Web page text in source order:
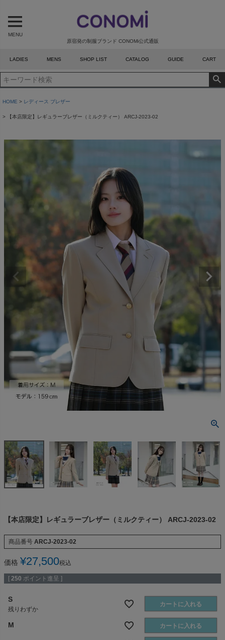
原宿発の制服ブランド CONOMi公式通販
MENU
LADIES MENS SHOP LIST CATALOG GUIDE CART
HOME レディース ブレザー
【本店限定】レギュラーブレザー（ミルクティー） ARCJ-2023-02
【本店限定】レギュラーブレザー（ミルクティー） ARCJ-2023-02
商品番号 ARCJ-2023-02
価格 ¥27,500税込
[ 250 ポイント進呈 ]
S
残りわずか
カートに入れる
M カートに入れる